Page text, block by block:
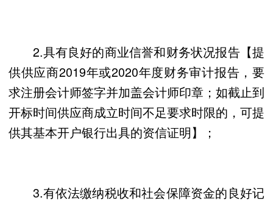
2.具有良好的商业信誉和财务状况报告【提
供供应商2019年或2020年度财务审计报告，要
求注册会计师签字并加盖会计师印章；如截止到
开标时间供应商成立时间不足要求时限的，可提
供其基本开户银行出具的资信证明】；
3.有依法缴纳税收和社会保障资金的良好记